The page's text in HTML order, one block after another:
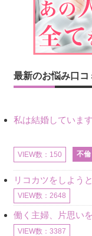
最新のお悩み口コ
VIEW数：150 不倫
VIEW数：2648
VIEW数：3387